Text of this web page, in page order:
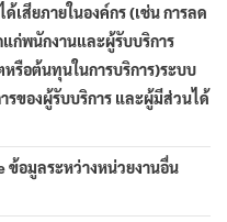
เสียภายในองค์กร (เช่น การลด
ก่พนักงานและผู้รับบริการ
รือต้นทุนในการบริการ)ระบบ
รของผู้รับบริการ และผู้มีส่วนได้
ข้อมูลระหว่างหน่วยงานอื่น